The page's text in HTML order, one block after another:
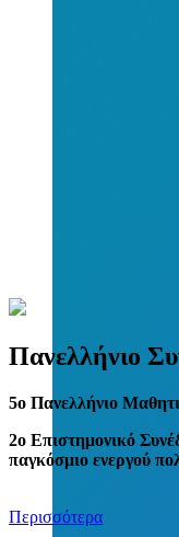
Πανελλήνιο
5o Πανελλήνιο
2ο Επιστημονικό
παγκόσμιο ενεργού
Περισσότερα